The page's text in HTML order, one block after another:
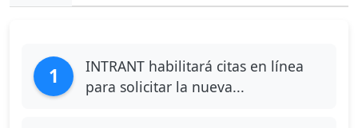
1
INTRANT habilitará citas en línea
para solicitar la nueva...